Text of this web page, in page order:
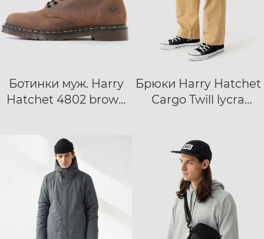
Ботинки муж. Harry
Hatchet 4802 brown
40 41
42
43
44 45 46 47
Брюки Harry Hatchet
Cargo Twill lycra
S M L XL